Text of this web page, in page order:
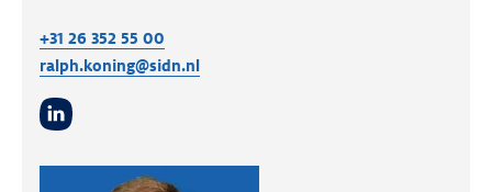
+31 26 352 55 00
ralph.koning@sidn.nl